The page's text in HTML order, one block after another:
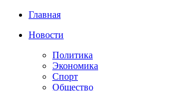
Главная
Новости
Политика
Экономика
Спорт
Общество